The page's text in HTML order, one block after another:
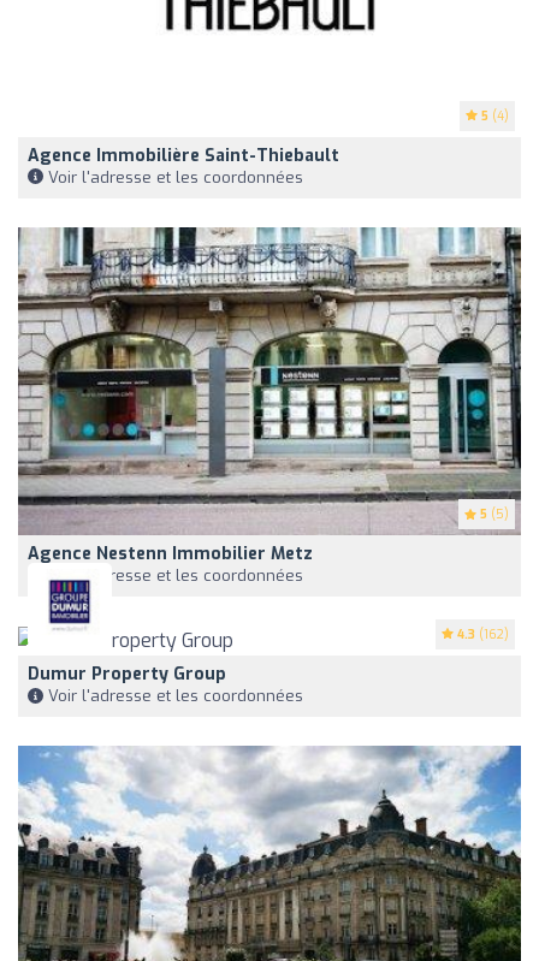
5 (4)
Agence Immobilière Saint-Thiebault
Voir l'adresse et les coordonnées
5 (5)
Agence Nestenn Immobilier Metz
Voir l'adresse et les coordonnées
4.3 (162)
Dumur Property Group
Voir l'adresse et les coordonnées